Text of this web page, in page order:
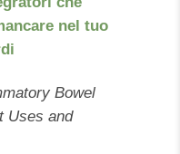
nel tuo
Bowel
Uses and